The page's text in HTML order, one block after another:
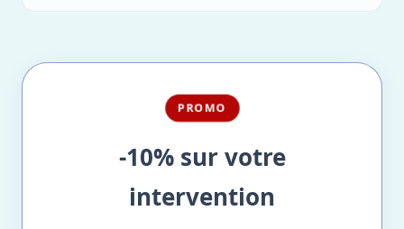
PROMO
-10% sur votre
intervention